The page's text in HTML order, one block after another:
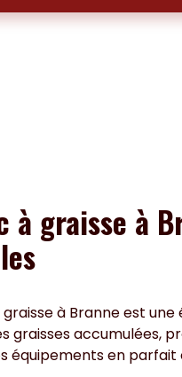
à graisse à
graisse à Branne est
graisses accumulées,
équipements en parfait